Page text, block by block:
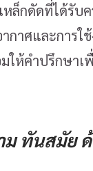
ล็กดัดที่ได้รับค
ศและการใช้
ให้คำปรึกษา
ทันสมัย